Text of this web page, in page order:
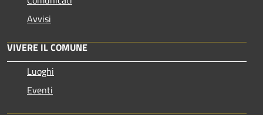
Avvisi
VIVERE IL COMUNE
Luoghi
Eventi